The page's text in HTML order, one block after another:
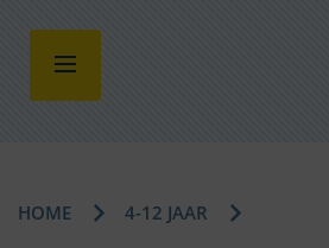
HOME 4-12 JAAR